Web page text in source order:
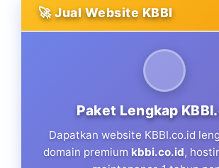
🚀 Jual Website KBBI
Paket Lengkap
Dapatkan website KBBI.co.id
domain premium kbbi.co.id,